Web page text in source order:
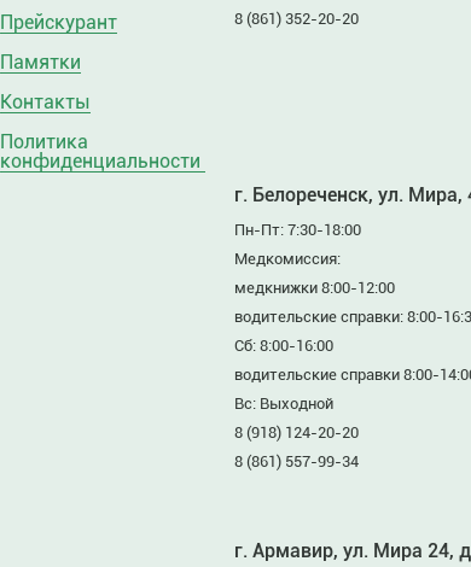
Прейскурант
Памятки
Контакты
Политика
конфиденциальности
8 (861) 352-20-20
г. Белореченск, ул. Мира,
Пн-Пт: 7:30-18:00
Медкомиссия:
медкнижки 8:00-12:00
водительские справки: 8:00-
Сб: 8:00-16:00
водительские справки 8:00-
Вс: Выходной
8 (918) 124-20-20
8 (861) 557-99-34
г. Армавир, ул. Мира 24,